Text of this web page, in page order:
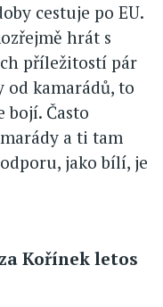
cestuje po EU.
hrát s
příležitostí pár
od kamarádů, to
bojí. Často
a ti tam
jako bílí, je
Kořínek letos